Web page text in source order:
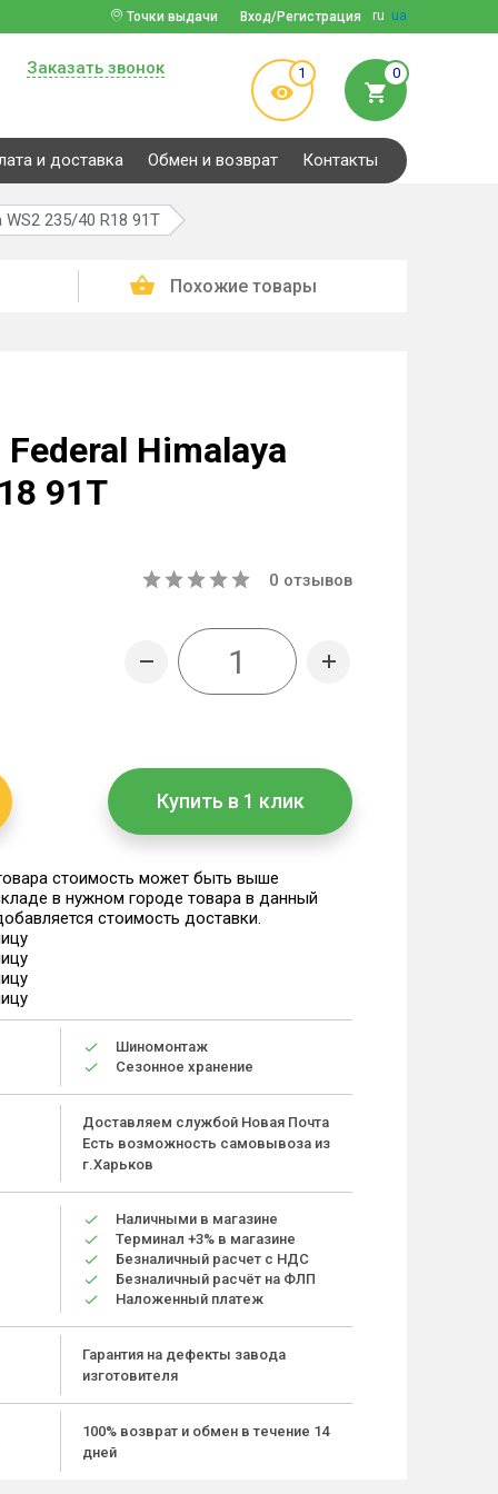
ru ua
Вход/Регистрация
Точки выдачи
Заказать звонок 1 0
и доставка Обмен и возврат Контакты
235/40 R18 91T
Похожие товары
Himalaya
91T
0 отзывов
Купить в 1 клик
стоимость может быть выше
в нужном городе товара в данный
стоимость доставки.
Шиномонтаж
Сезонное хранение
Доставляем службой Новая Почта
Есть возможность самовывоза из
г.Харьков
Наличными в магазине
Терминал +3% в магазине
Безналичный расчет с НДС
Безналичный расчёт на ФЛП
Наложенный платеж
Гарантия на дефекты завода
изготовителя
100% возврат и обмен в течение 14
дней